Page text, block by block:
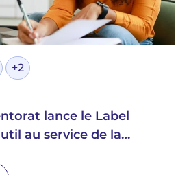
+2
lance le Label
au service de la